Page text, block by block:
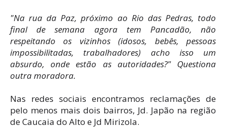
"Na rua da Paz, próximo ao Rio das Pedras, todo
final de semana agora tem Pancadão, não
respeitando os vizinhos (idosos, bebês, pessoas
impossibilitadas, trabalhadores) acho isso um
absurdo, onde estão as autoridades?" Questiona
outra moradora.
Nas redes sociais encontramos reclamações de
pelo menos mais dois bairros, Jd. Japão na região
de Caucaia do Alto e Jd Mirizola.